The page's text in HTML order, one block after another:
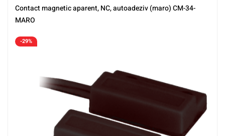
Contact magnetic aparent, NC, autoadeziv (maro) CM-34-
MARO
-29%